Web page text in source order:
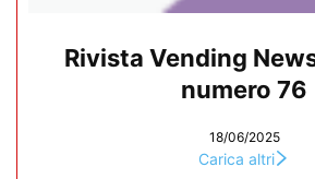
Rivista Vending
numero 76
18/06/2025
Carica altri